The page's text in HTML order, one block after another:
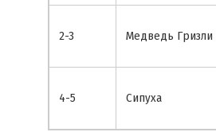
2-3 Медведь Гризли
4-5 Сипуха